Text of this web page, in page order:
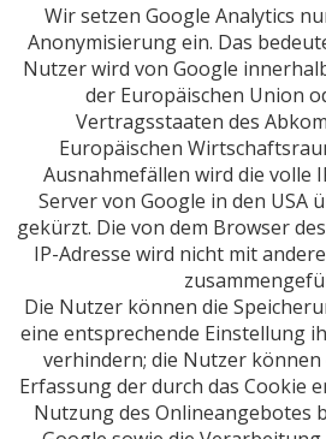
Wir setzen Google Analytics
Anonymisierung ein. Das
Nutzer wird von Google
der Europäischen Union
Vertragsstaaten des
Europäischen
Ausnahmefällen wird die volle
Server von Google in den USA
gekürzt. Die von dem Browser
IP-Adresse wird nicht mit
Die Nutzer können die
eine entsprechende Einstellung
verhindern; die Nutzer
Erfassung der durch das Cookie
Nutzung des Onlineangebotes